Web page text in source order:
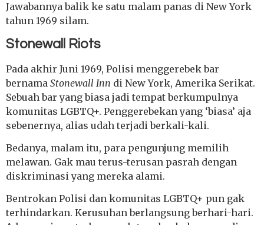
Jawabannya balik ke satu malam panas di New York
tahun 1969 silam.
Stonewall Riots
Pada akhir Juni 1969, Polisi menggerebek bar
bernama Stonewall Inn di New York, Amerika Serikat.
Sebuah bar yang biasa jadi tempat berkumpulnya
komunitas LGBTQ+. Penggerebekan yang ‘biasa’ aja
sebenernya, alias udah terjadi berkali-kali.
Bedanya, malam itu, para pengunjung memilih
melawan. Gak mau terus-terusan pasrah dengan
diskriminasi yang mereka alami.
Bentrokan Polisi dan komunitas LGBTQ+ pun gak
terhindarkan. Kerusuhan berlangsung berhari-hari.